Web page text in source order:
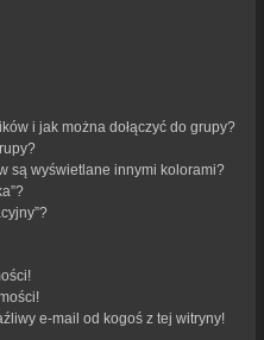
i jak można dołączyć do grupy?
są wyświetlane innymi kolorami?
e-mail od kogoś z tej witryny!